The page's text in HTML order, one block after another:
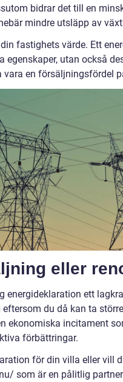
bidrar det till en
mindre utsläpp av
fastighets värde. Ett
egenskaper, utan också
vara en försäljningsfördel
eller
ett
du då kan ta
ekonomiska incitament
förbättringar.
för din villa eller vill
som är en pålitlig